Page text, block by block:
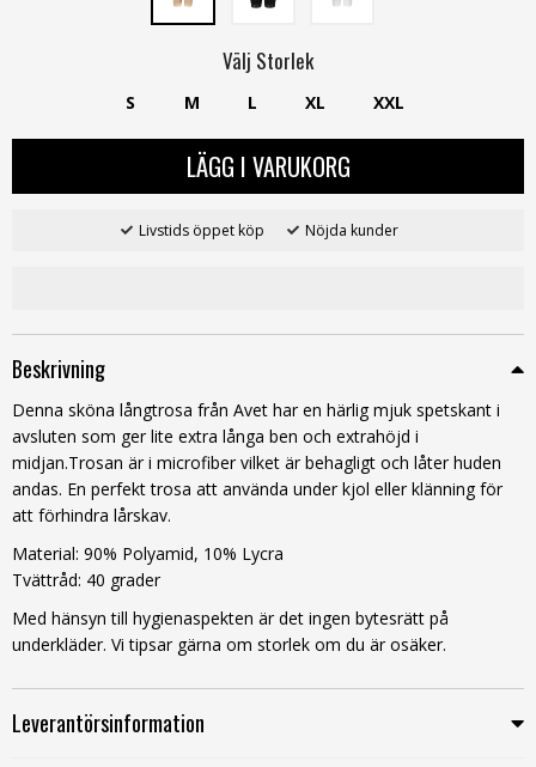
Välj Storlek
S M L XL XXL
LÄGG I VARUKORG
Livstids öppet köp Nöjda kunder
Beskrivning
Denna sköna långtrosa från Avet har en härlig mjuk spetskant i
avsluten som ger lite extra långa ben och extrahöjd i
midjan.Trosan är i microfiber vilket är behagligt och låter huden
andas. En perfekt trosa att använda under kjol eller klänning för
att förhindra lårskav.
Material: 90% Polyamid, 10% Lycra
Tvättråd: 40 grader
Med hänsyn till hygienaspekten är det ingen bytesrätt på
underkläder. Vi tipsar gärna om storlek om du är osäker.
Leverantörsinformation